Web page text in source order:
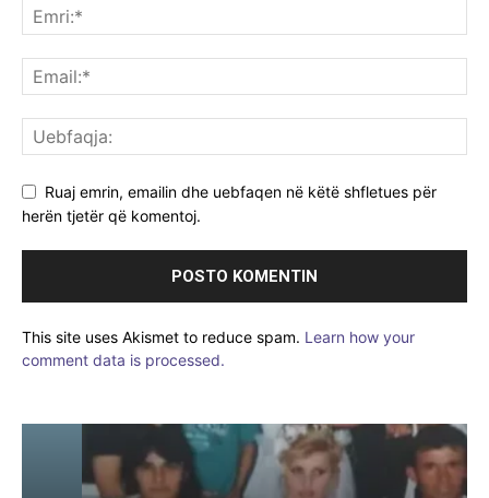
Ruaj emrin, emailin dhe uebfaqen në këtë shfletues për
herën tjetër që komentoj.
This site uses Akismet to reduce spam. Learn how your
comment data is processed.